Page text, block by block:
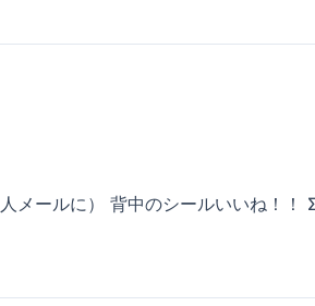
メールに） 背中のシールいいね！！